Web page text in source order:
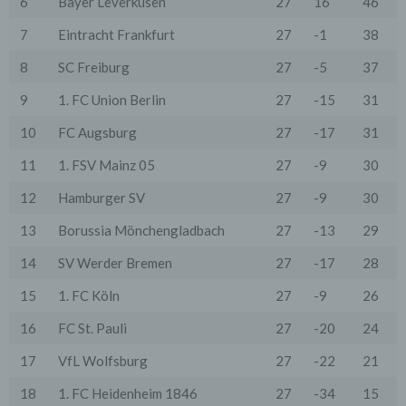
7
Eintracht Frankfurt 27 -1
38
8
SC Freiburg 27 -5
37
9
1. FC Union Berlin 27 -15
31
10
FC Augsburg 27 -17
31
11
1. FSV Mainz 05 27 -9
30
12
Hamburger SV 27 -9
30
13
Borussia Mönchengladbach 27 -13
29
14
SV Werder Bremen 27 -17
28
15
1. FC Köln 27 -9
26
16
FC St. Pauli 27 -20
24
17
VfL Wolfsburg 27 -22
21
18
1. FC Heidenheim 1846 27 -34 15
wenn dies für Abrechnungszwecke notwendig ist (z.B.
Zwecke, wenn diese notwendig sind, um unsere
zu erfüllen (z.B. Adressmitteilung an Lieferanten).
Bei der Kontaktaufnahme mit uns (per Kontaktformular
Bearbeitung der Anfrage sowie für den Fall, dass
Anschlussfragen entstehen, gespeichert.
Personenbezogene Daten werden gelöscht, sofern sie
ihren Verwendungszweck erfüllt haben und der
Löschung keine Aufbewahrungspflichten
entgegenstehen.
4. Erhebung von Zugriffsdaten
auf dem sich dieser Dienst befindet (so genannte
der abgerufenen Webseite, Datei, Datum und Uhrzeit
erfolgreichen Abruf, Browsertyp nebst Version, das
besuchte Seite), IP-Adresse und der anfragende